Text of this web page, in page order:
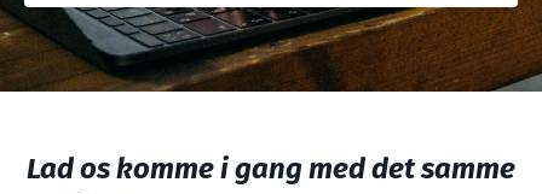
Lad os komme i gang med det samme